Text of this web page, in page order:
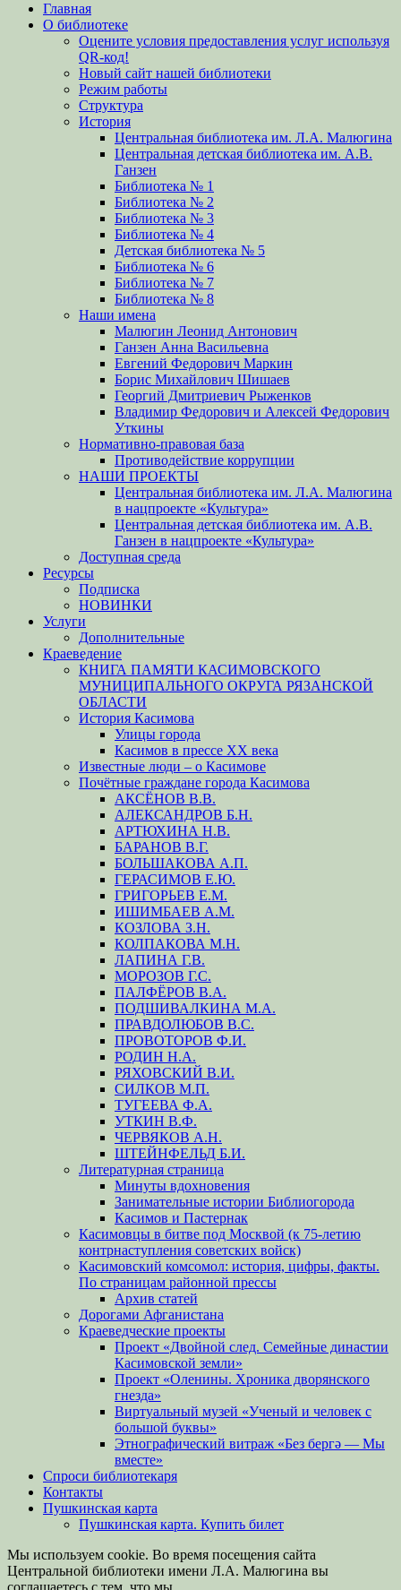
вверх
Главная
О библиотеке
Оцените условия предоставления услуг используя
QR-код!
Новый сайт нашей библиотеки
Режим работы
Структура
История
Центральная библиотека им. Л.А. Малюгина
Центральная детская библиотека им. А.В.
Ганзен
Библиотека № 1
Библиотека № 2
Библиотека № 3
Библиотека № 4
Детская библиотека № 5
Библиотека № 6
Библиотека № 7
Библиотека № 8
Наши имена
Малюгин Леонид Антонович
Ганзен Анна Васильевна
Евгений Федорович Маркин
Борис Михайлович Шишаев
Георгий Дмитриевич Рыженков
Владимир Федорович и Алексей Федорович
Уткины
Нормативно-правовая база
Противодействие коррупции
НАШИ ПРОЕКТЫ
Центральная библиотека им. Л.А. Малюгина
в нацпроекте «Культура»
Центральная детская библиотека им. А.В.
Ганзен в нацпроекте «Культура»
Доступная среда
Ресурсы
Подписка
НОВИНКИ
Услуги
Дополнительные
Краеведение
КНИГА ПАМЯТИ КАСИМОВСКОГО
МУНИЦИПАЛЬНОГО ОКРУГА РЯЗАНСКОЙ
ОБЛАСТИ
История Касимова
Улицы города
Касимов в прессе XX века
Известные люди – о Касимове
Почётные граждане города Касимова
АКСЁНОВ В.В.
АЛЕКСАНДРОВ Б.Н.
АРТЮХИНА Н.В.
БАРАНОВ В.Г.
БОЛЬШАКОВА А.П.
ГЕРАСИМОВ Е.Ю.
ГРИГОРЬЕВ Е.М.
ИШИМБАЕВ А.М.
КОЗЛОВА З.Н.
КОЛПАКОВА М.Н.
ЛАПИНА Г.В.
МОРОЗОВ Г.С.
ПАЛФЁРОВ В.А.
ПОДШИВАЛКИНА М.А.
ПРАВДОЛЮБОВ В.С.
ПРОВОТОРОВ Ф.И.
РОДИН Н.А.
РЯХОВСКИЙ В.И.
СИЛКОВ М.П.
ТУГЕЕВА Ф.А.
УТКИН В.Ф.
ЧЕРВЯКОВ А.Н.
ШТЕЙНФЕЛЬД Б.И.
Литературная страница
Минуты вдохновения
Занимательные истории Библиогорода
Касимов и Пастернак
Касимовцы в битве под Москвой (к 75-летию
контрнаступления советских войск)
Касимовский комсомол: история, цифры, факты.
По страницам районной прессы
Архив статей
Дорогами Афганистана
Краеведческие проекты
Проект «Двойной след. Семейные династии
Касимовской земли»
Проект «Оленины. Хроника дворянского
гнезда»
Виртуальный музей «Ученый и человек с
большой буквы»
Этнографический витраж «Без бергə — Мы
вместе»
Спроси библиотекаря
Контакты
Пушкинская карта
Пушкинская карта. Купить билет
Мы используем cookie. Во время посещения сайта
Центральной библиотеки имени Л.А. Малюгина вы